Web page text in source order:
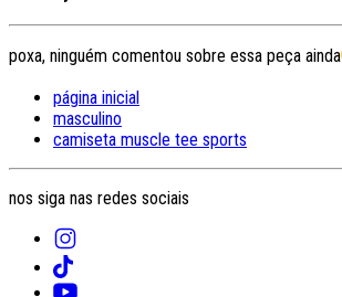
poxa, ninguém comentou sobre essa peça ainda
página inicial
masculino
camiseta muscle tee sports
nos siga nas redes sociais